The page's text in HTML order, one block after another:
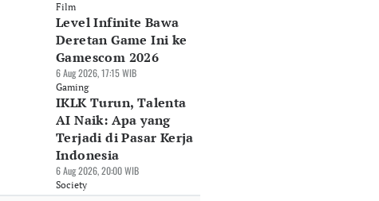
Film
Level Infinite Bawa
Deretan Game Ini ke
Gamescom 2026
6 Aug 2026, 17:15 WIB
Gaming
IKLK Turun, Talenta
AI Naik: Apa yang
Terjadi di Pasar Kerja
Indonesia
6 Aug 2026, 20:00 WIB
Society